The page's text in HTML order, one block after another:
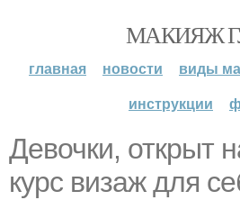
МАКИЯЖ
главная новости виды
инструкции
Девочки, открыт
курс визаж для